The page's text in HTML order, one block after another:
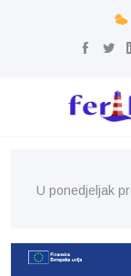
U ponedjeljak